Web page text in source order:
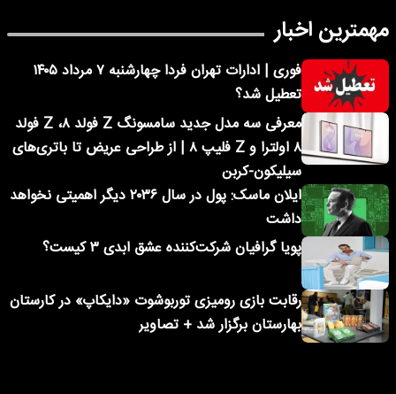
مهمترین اخبار
فوری | ادارات تهران فردا چهارشنبه ۷ مرداد ۱۴۰۵
تعطیل شد؟
معرفی سه مدل جدید سامسونگ Z فولد ۸، Z فولد
۸ اولترا و Z فلیپ ۸ | از طراحی عریض تا باتری‌های
سیلیکون-کربن
ایلان ماسک: پول در سال ۲۰۳۶ دیگر اهمیتی نخواهد
داشت
پویا گرافیان شرکت‌کننده عشق ابدی ۳ کیست؟
رقابت بازی رومیزی توربوشوت «دایکاپ» در کارستان
بهارستان برگزار شد + تصاویر